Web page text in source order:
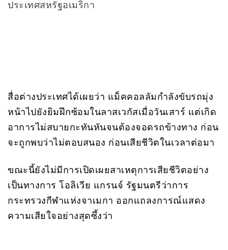
ประเทศสหรัฐอเมริกา
สื่อต่างประเทศได้เผยว่า แม็คคอลลัมกำลังขับรถมุ่ง
หน้าไปยังยิมฝึกซ้อมในลาสเวกัสเมื่อวันเสาร์ แต่เกิด
อาการไม่สบายกะทันหันจนต้องจอดรถข้างทาง ก่อน
จะถูกพบว่าไม่ตอบสนอง ก่อนเสียชีวิตในเวลาต่อมา
ขณะนี้ยังไม่มีการเปิดเผยสาเหตุการเสียชีวิตอย่าง
เป็นทางการ โอลิเวีย แกรนจ์ รัฐมนตรีว่าการ
กระทรวงกีฬาแห่งจาเมกา ออกแถลงการณ์แสดง
ความเสียใจอย่างสุดซึ้งว่า